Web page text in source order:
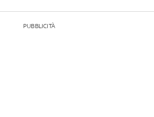
PUBBLICITÀ